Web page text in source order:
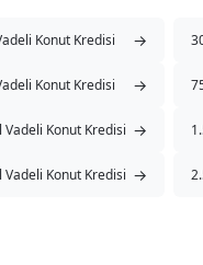
Konut Kredisi →
Konut Kredisi →
Vadeli Konut Kredisi →
Vadeli Konut Kredisi →